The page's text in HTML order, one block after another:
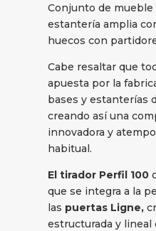
Conjunto de mueble
estantería amplia
huecos con
Cabe resaltar que
apuesta por la
bases y estanterías
creando así una
innovadora y
habitual.
El tirador Perfil 100
que se integra a la
las puertas Ligne,
estructurada y lineal